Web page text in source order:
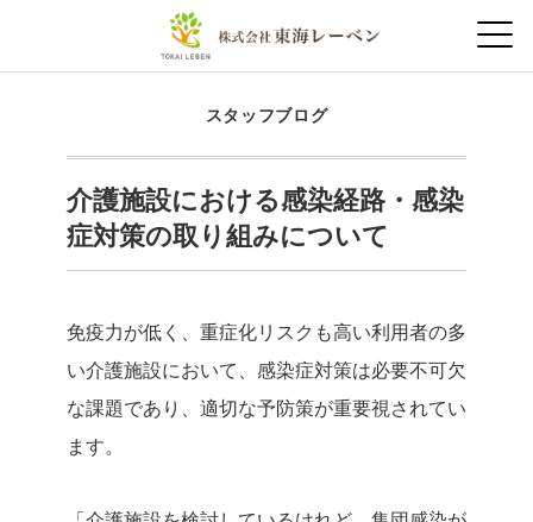
スタッフブログ
介護施設における感染経路・感染
症対策の取り組みについて
免疫力が低く、重症化リスクも高い利用者の多
い介護施設において、感染症対策は必要不可欠
な課題であり、適切な予防策が重要視されてい
ます。